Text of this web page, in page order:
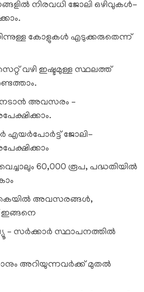
നിരവധി ജോലി ഒഴിവുകൾ-
കോളുകൾ എടുക്കരുതെന്ന്
വഴി ഇഷ്ടമുള്ള സ്ഥലത്ത്
അവസരം –
എയർപോർട്ട് ജോലി-
60,000 രൂപ, പദ്ധതിയിൽ
അവസരങ്ങള്‍,
ഇങ്ങനെ
– സർക്കാർ സ്ഥാപനത്തിൽ
അറിയുന്നവർക്ക് മുതൽ